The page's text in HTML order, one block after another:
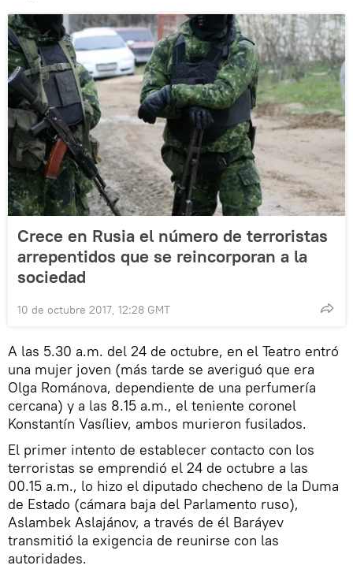
Crece en Rusia el número de terroristas
arrepentidos que se reincorporan a la
sociedad
10 de octubre 2017, 12:28 GMT
A las 5.30 a.m. del 24 de octubre, en el Teatro entró
una mujer joven (más tarde se averiguó que era
Olga Románova, dependiente de una perfumería
cercana) y a las 8.15 a.m., el teniente coronel
Konstantín Vasíliev, ambos murieron fusilados.
El primer intento de establecer contacto con los
terroristas se emprendió el 24 de octubre a las
00.15 a.m., lo hizo el diputado checheno de la Duma
de Estado (cámara baja del Parlamento ruso),
Aslambek Aslajánov, a través de él Baráyev
transmitió la exigencia de reunirse con las
autoridades.